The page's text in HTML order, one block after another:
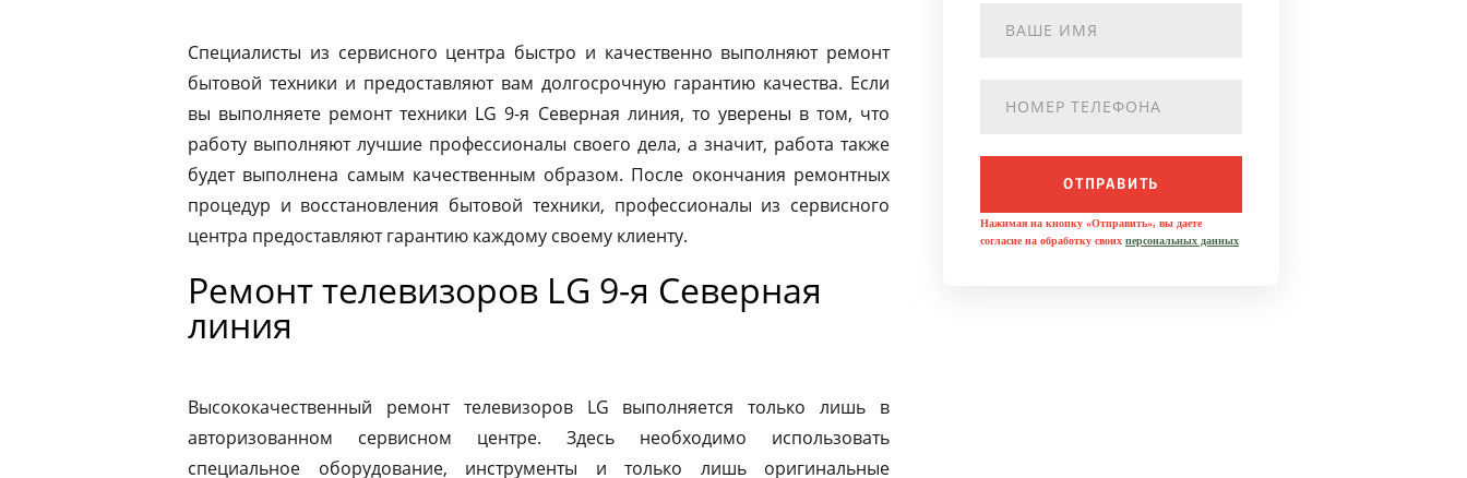
Специалисты из сервисного центра быстро и качественно выполняют ремонт
бытовой техники и предоставляют вам долгосрочную гарантию качества. Если
вы выполняете ремонт техники LG 9-я Северная линия, то уверены в том, что
работу выполняют лучшие профессионалы своего дела, а значит, работа также
будет выполнена самым качественным образом. После окончания ремонтных
процедур и восстановления бытовой техники, профессионалы из сервисного
центра предоставляют гарантию каждому своему клиенту.
Ремонт телевизоров LG 9-я Северная
линия
Высококачественный ремонт телевизоров LG выполняется только лишь в
авторизованном сервисном центре. Здесь необходимо использовать
специальное оборудование, инструменты и только лишь оригинальные
ОТПРАВИТЬ
Нажимая на кнопку «Отправить», вы даете
согласие на обработку своих персональных данных